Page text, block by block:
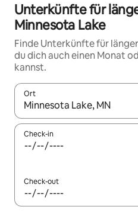
Unterkünfte für
Minnesota Lake
Finde Unterkünfte für
du dich auch einen Monat
kannst.
Ort
Wenn Ergebnisse verfügbar
Check-in
Check-out